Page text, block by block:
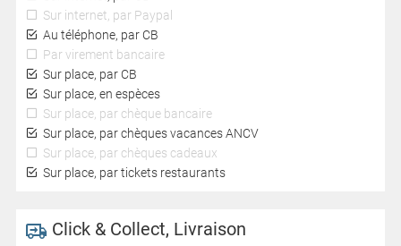
Sur internet, par Paypal
Au téléphone, par CB
Par virement bancaire
Sur place, par CB
Sur place, en espèces
Sur place, par chèque bancaire
Sur place, par chèques vacances ANCV
Sur place, par chèques cadeaux
Sur place, par tickets restaurants
Click & Collect, Livraison